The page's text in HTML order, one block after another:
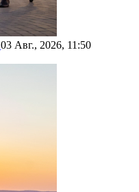
03 Авг., 2026, 11:50